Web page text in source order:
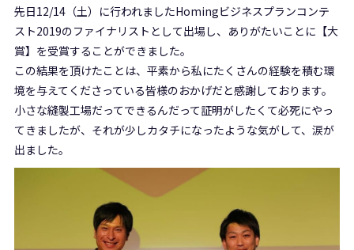
先日12/14（土）に行われましたHomingビジネスプランコンテ
スト2019のファイナリストとして出場し、ありがたいことに【大
賞】を受賞することができました。
この結果を頂けたことは、平素から私にたくさんの経験を積む環
境を与えてくださっている皆様のおかげだと感謝しております。
小さな縫製工場だってできるんだって証明がしたくて必死にやっ
てきましたが、それが少しカタチになったような気がして、涙が
出ました。